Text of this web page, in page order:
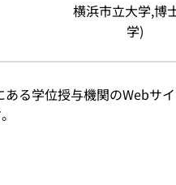
横浜市立大学,博
学)
る学位授与機関のWebサ